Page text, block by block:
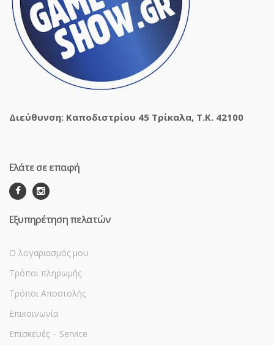
Διεύθυνση: Καποδιστρίου 45 Τρίκαλα, Τ.Κ. 42100
Ελάτε σε επαφή
Εξυπηρέτηση πελατών
Ο λογαριασμός μου
Τρόποι πληρωμής
Τρόποι Αποστολής
Επικοινωνία
Επισκευές – Service